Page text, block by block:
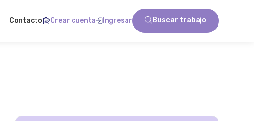
Contacto Crear cuenta Ingresar Buscar trabajo